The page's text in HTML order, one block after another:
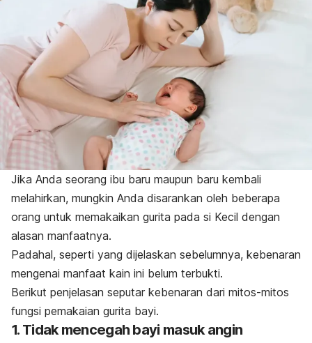
Jika Anda seorang ibu baru maupun baru kembali
melahirkan, mungkin Anda disarankan oleh beberapa
orang untuk memakaikan gurita pada si Kecil dengan
alasan manfaatnya.
Padahal, seperti yang dijelaskan sebelumnya, kebenaran
mengenai manfaat kain ini belum terbukti.
Berikut penjelasan seputar kebenaran dari mitos-mitos
fungsi pemakaian gurita bayi.
1. Tidak mencegah bayi masuk angin